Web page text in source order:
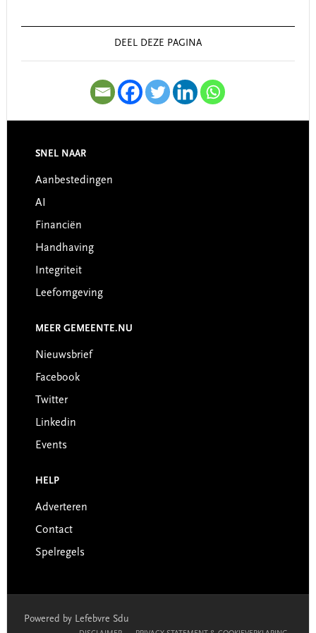
Sidebar
DEEL DEZE PAGINA
Footer
SNEL NAAR
Aanbestedingen
AI
Financiën
Handhaving
Integriteit
Leefomgeving
MEER GEMEENTE.NU
Nieuwsbrief
Facebook
Twitter
Linkedin
Events
HELP
Adverteren
Contact
Spelregels
Powered by Lefebvre Sdu